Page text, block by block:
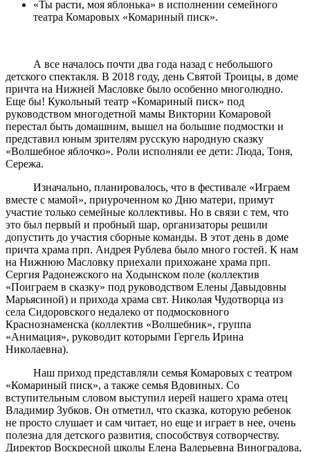
«Ты расти, моя яблонька» в исполнении семейного
театра Комаровых «Комариный писк».
А все началось почти два года назад с небольшого
детского спектакля. В 2018 году, день Святой Троицы, в доме
причта на Нижней Масловке было особенно многолюдно.
Еще бы! Кукольный театр «Комариный писк» под
руководством многодетной мамы Виктории Комаровой
перестал быть домашним, вышел на большие подмостки и
представил юным зрителям русскую народную сказку
«Волшебное яблочко». Роли исполняли ее дети: Люда, Тоня,
Сережа.
Изначально, планировалось, что в фестивале «Играем
вместе с мамой», приуроченном ко Дню матери, примут
участие только семейные коллективы. Но в связи с тем, что
это был первый и пробный шар, организаторы решили
допустить до участия сборные команды. В этот день в доме
причта храма прп. Андрея Рублева было много гостей. К нам
на Нижнюю Масловку приехали прихожане храма прп.
Сергия Радонежского на Ходынском поле (коллектив
«Поиграем в сказку» под руководством Елены Давыдовны
Марьясиной) и прихода храма свт. Николая Чудотворца из
села Сидоровского недалеко от подмосковного
Краснознаменска (коллектив «Волшебник», группа
«Анимация», руководит которыми Гергель Ирина
Николаевна).
Наш приход представляли семья Комаровых с театром
«Комариный писк», а также семья Вдовиных. Со
вступительным словом выступил иерей нашего храма отец
Владимир Зубков. Он отметил, что сказка, которую ребенок
не просто слушает и сам читает, но еще и играет в нее, очень
полезна для детского развития, способствуя сотворчеству.
Директор Воскресной школы Елена Валерьевна Виноградова,